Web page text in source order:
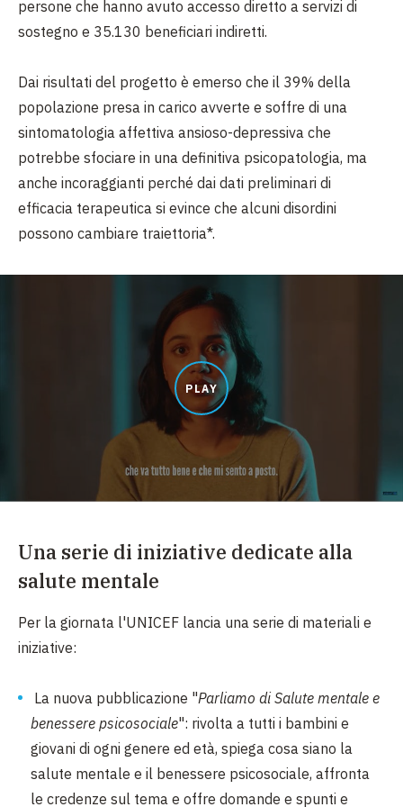
persone che hanno avuto accesso diretto a servizi di
sostegno e 35.130 beneficiari indiretti.
Dai risultati del progetto è emerso che il 39% della
popolazione presa in carico avverte e soffre di una
sintomatologia affettiva ansioso-depressiva che
potrebbe sfociare in una definitiva psicopatologia, ma
anche incoraggianti perché dai dati preliminari di
efficacia terapeutica si evince che alcuni disordini
possono cambiare traiettoria*.
PLAY
Una serie di iniziative dedicate alla
salute mentale
Per la giornata l'UNICEF lancia una serie di materiali e
iniziative:
La nuova pubblicazione "Parliamo di Salute mentale e
benessere psicosociale": rivolta a tutti i bambini e
giovani di ogni genere ed età, spiega cosa siano la
salute mentale e il benessere psicosociale, affronta
le credenze sul tema e offre domande e spunti e